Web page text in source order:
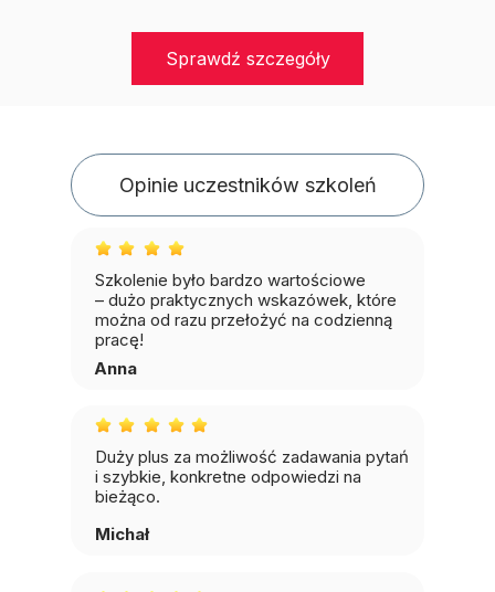
Sprawdź szczegóły
Opinie uczestników szkoleń
Szkolenie było bardzo wartościowe
– dużo praktycznych wskazówek, które
można od razu przełożyć na codzienną
pracę!
Anna
Michał
Duży plus za możliwość zadawania pytań
i szybkie, konkretne odpowiedzi na
bieżąco.